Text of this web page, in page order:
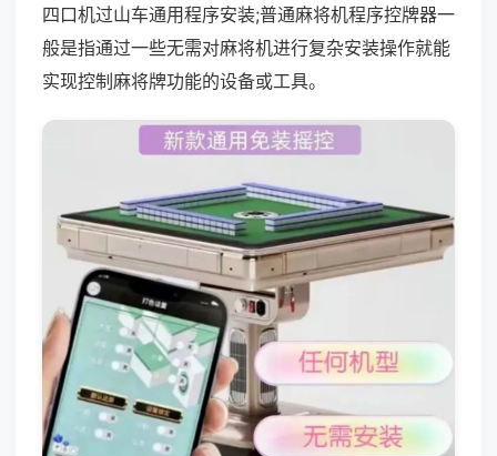
四口机过山车通用程序安装;普通麻将机程序控牌器一
般是指通过一些无需对麻将机进行复杂安装操作就能
实现控制麻将牌功能的设备或工具。